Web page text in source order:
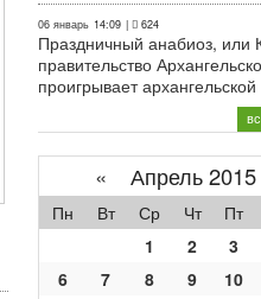
06 январь 14:09 | 624
Праздничный анабиоз, или
правительство
проигрывает
« Апрель
Пн Вт Ср Чт Пт
1
2 3
6
7 8 9 10